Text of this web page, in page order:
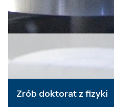
Zrób doktorat z fizyki